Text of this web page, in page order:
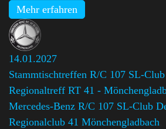
Mehr erfahren
14.01.2027
Stammtischtreffen R/C 107 SL-
Regionaltreff RT 41 -
Mercedes-Benz R/C 107 SL-Club
Regionalclub 41 Mönchengladbach